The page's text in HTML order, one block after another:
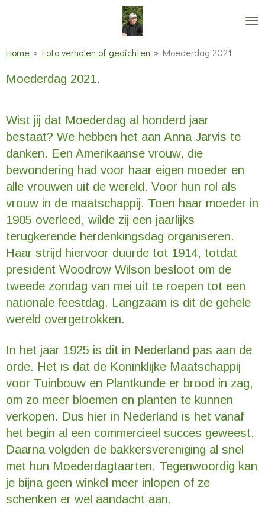
hoofdinhoud
Home » Foto verhalen of gedichten » Moederdag 2021
Moederdag 2021.
Wist jij dat Moederdag al honderd jaar
bestaat? We hebben het aan Anna Jarvis te
danken. Een Amerikaanse vrouw, die
bewondering had voor haar eigen moeder en
alle vrouwen uit de wereld. Voor hun rol als
vrouw in de maatschappij. Toen haar moeder in
1905 overleed, wilde zij een jaarlijks
terugkerende herdenkingsdag organiseren.
Haar strijd hiervoor duurde tot 1914, totdat
president Woodrow Wilson besloot om de
tweede zondag van mei uit te roepen tot een
nationale feestdag. Langzaam is dit de gehele
wereld overgetrokken.
In het jaar 1925 is dit in Nederland pas aan de
orde. Het is dat de Koninklijke Maatschappij
voor Tuinbouw en Plantkunde er brood in zag,
om zo meer bloemen en planten te kunnen
verkopen. Dus hier in Nederland is het vanaf
het begin al een commercieel succes geweest.
Daarna volgden de bakkersvereniging al snel
met hun Moederdagtaarten. Tegenwoordig kan
je bijna geen winkel meer inlopen of ze
schenken er wel aandacht aan.